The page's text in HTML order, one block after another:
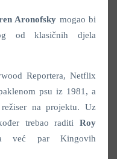
Aronofsky mogao bi
od klasičnih djela
Reportera, Netflix
psu iz 1981, a
na projektu. Uz
trebao raditi Roy
već par Kingovih